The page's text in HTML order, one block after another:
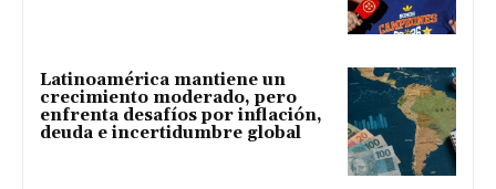
Latinoamérica mantiene un
crecimiento moderado, pero
enfrenta desafíos por inflación,
deuda e incertidumbre global